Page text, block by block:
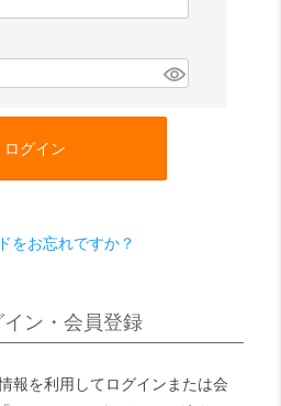
ログイン
をお忘れですか？
ン・会員登録
報を利用してログインまたは会